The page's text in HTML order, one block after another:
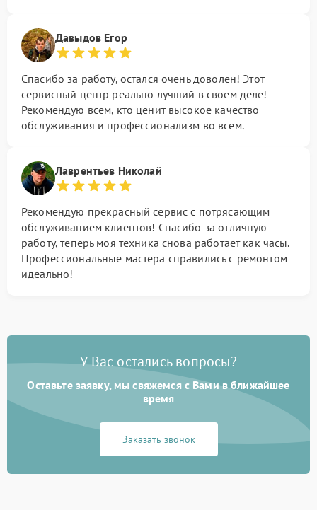
Давыдов Егор
Спасибо за работу, остался очень доволен! Этот
сервисный центр реально лучший в своем деле!
Рекомендую всем, кто ценит высокое качество
обслуживания и профессионализм во всем.
Лаврентьев Николай
Рекомендую прекрасный сервис с потрясающим
обслуживанием клиентов! Спасибо за отличную
работу, теперь моя техника снова работает как часы.
Профессиональные мастера справились с ремонтом
идеально!
У Вас остались вопросы?
Оставьте заявку, мы свяжемся с Вами в ближайшее
время
Заказать звонок